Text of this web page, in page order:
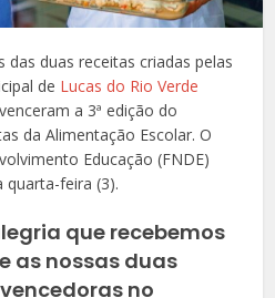
das duas receitas criadas pelas
de Lucas do Rio Verde
a 3ª edição do
da Alimentação Escolar. O
Educação (FNDE)
quarta-feira (3).
que recebemos
as nossas duas
no